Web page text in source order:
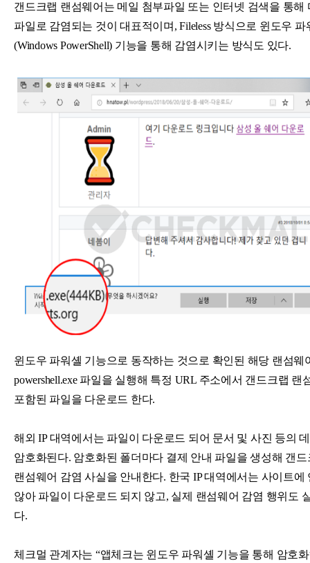
갠드크랩 랜섬웨어는 메일 첨부파일 또는 인터넷 검색을 통해
파일로 감염되는 것이 대표적이며, Fileless 방식으로 윈도우 파
(Windows PowerShell) 기능을 통해 감염시키는 방식도 있다.
윈도우 파워셸 기능으로 동작하는 것으로 확인된 해당 랜섬웨
powershell.exe 파일을 실행해 특정 URL 주소에서 갠드크랩 랜
포함된 파일을 다운로드 한다.
해외 IP 대역에서는 파일이 다운로드 되어 문서 및 사진 등의
암호화된다. 암호화된 폴더마다 결제 안내 파일을 생성해 갠드
랜섬웨어 감염 사실을 안내한다. 한국 IP 대역에서는 사이트에
않아 파일이 다운로드 되지 않고, 실제 랜섬웨어 감염 행위도
다.
체크멀 관계자는 “앱체크는 윈도우 파워셸 기능을 통해 암호